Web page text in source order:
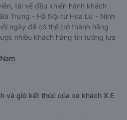
tài xế đều khiến hành khách
Trưng - Hà Nội từ Hoa Lư - Ninh
ngày để có thể trở thành hãng
nhiều khách hàng tin tưởng lựa
và giờ kết thúc của xe khách X.E